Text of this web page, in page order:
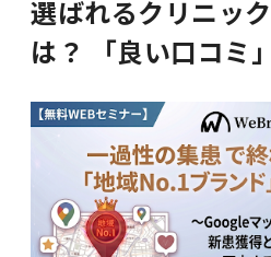
選ばれるクリニッ
は？ 「良い口コミ
人】MEO自動化ア